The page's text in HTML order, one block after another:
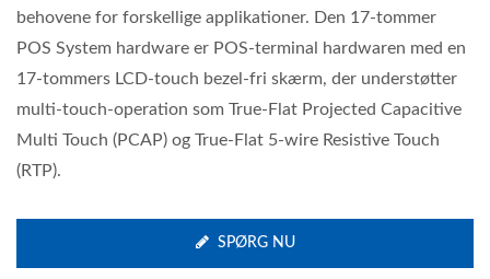
behovene for forskellige applikationer. Den 17-tommer
POS System hardware er POS-terminal hardwaren med en
17-tommers LCD-touch bezel-fri skærm, der understøtter
multi-touch-operation som True-Flat Projected Capacitive
Multi Touch (PCAP) og True-Flat 5-wire Resistive Touch
(RTP).
SPØRG NU